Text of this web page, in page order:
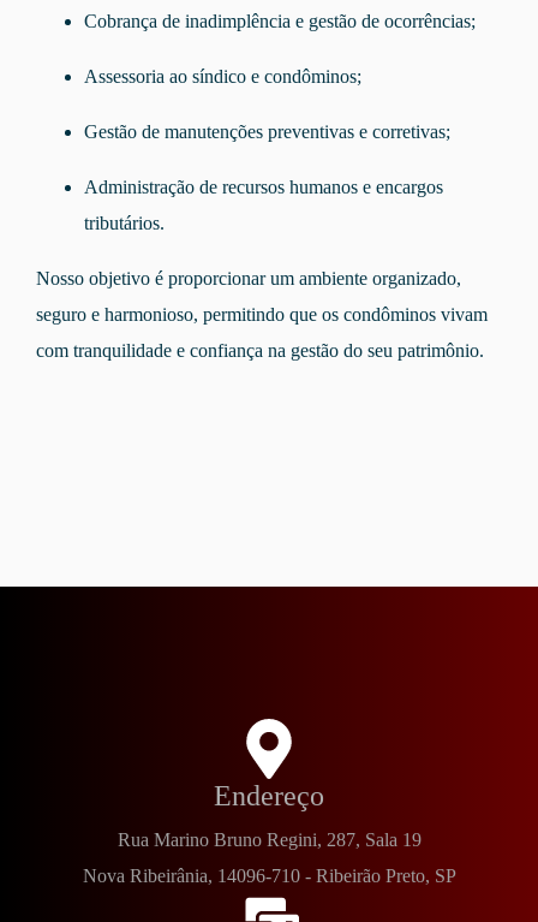
Cobrança de inadimplência e gestão de ocorrências;
Assessoria ao síndico e condôminos;
Gestão de manutenções preventivas e corretivas;
Administração de recursos humanos e encargos
tributários.
Nosso objetivo é proporcionar um ambiente organizado,
seguro e harmonioso, permitindo que os condôminos vivam
com tranquilidade e confiança na gestão do seu patrimônio.
Endereço
Rua Marino Bruno Regini, 287, Sala 19
Nova Ribeirânia, 14096-710 - Ribeirão Preto, SP